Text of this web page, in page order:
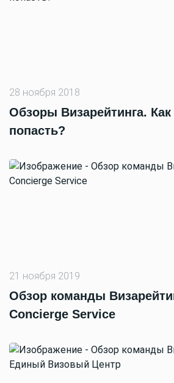
28 ноября 2018
Обзоры Визарейтинга.
попасть?
21 ноября 2019
Обзор команды
Concierge Service